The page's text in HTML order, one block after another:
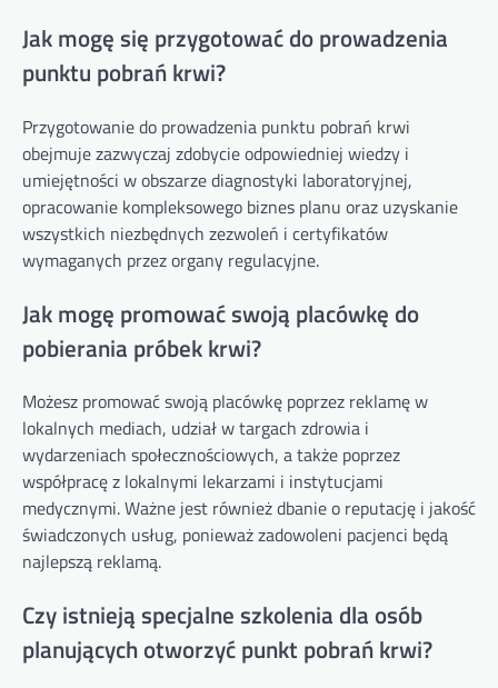
Jak mogę się przygotować do prowadzenia
punktu pobrań krwi?
Przygotowanie do prowadzenia punktu pobrań krwi
obejmuje zazwyczaj zdobycie odpowiedniej wiedzy i
umiejętności w obszarze diagnostyki laboratoryjnej,
opracowanie kompleksowego biznes planu oraz uzyskanie
wszystkich niezbędnych zezwoleń i certyfikatów
wymaganych przez organy regulacyjne.
Jak mogę promować swoją placówkę do
pobierania próbek krwi?
Możesz promować swoją placówkę poprzez reklamę w
lokalnych mediach, udział w targach zdrowia i
wydarzeniach społecznościowych, a także poprzez
współpracę z lokalnymi lekarzami i instytucjami
medycznymi. Ważne jest również dbanie o reputację i jakość
świadczonych usług, ponieważ zadowoleni pacjenci będą
najlepszą reklamą.
Czy istnieją specjalne szkolenia dla osób
planujących otworzyć punkt pobrań krwi?